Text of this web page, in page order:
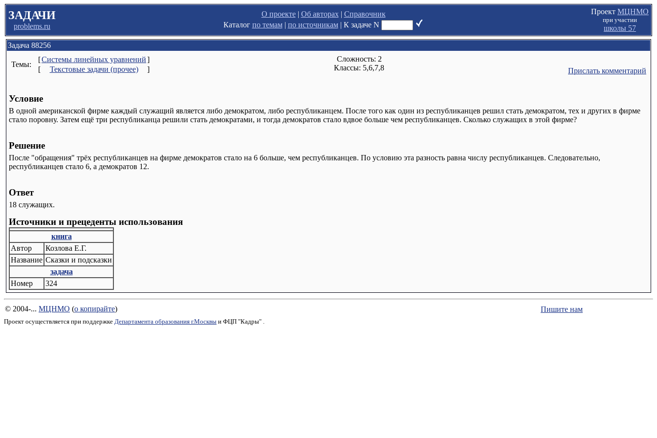
ЗАДАЧИ
problems.ru
О проекте| Об авторах| Справочник
Каталог по темам| по источникам| К задаче N
Проект МЦНМО
при участии
школы 57
Задача 88256
Темы:
[Системы линейных уравнений]
[
Текстовые задачи (прочее) ]
Сложность: 2
Классы: 5,6,7,8
Прислать комментарий
Условие
В одной американской фирме каждый служащий является либо демократом, либо республиканцем. После того как один из республиканцев решил стать демократом, тех и других в фирме
стало поровну. Затем ещё три республиканца решили стать демократами, и тогда демократов стало вдвое больше чем республиканцев. Сколько служащих в этой фирме?
Решение
После "обращения" трёх республиканцев на фирме демократов стало на 6 больше, чем республиканцев. По условию эта разность равна числу республиканцев. Следовательно,
республиканцев стало 6, а демократов 12.
Ответ
18 служащих.
Источники и прецеденты использования
книга
Автор
Козлова Е.Г.
Название Сказки и подсказки
задача
Номер
324
© 2004-... МЦНМО (о копирайте) Пишите нам
Проект осуществляется при поддержке Департамента образования г.Москвы и ФЦП "Кадры" .